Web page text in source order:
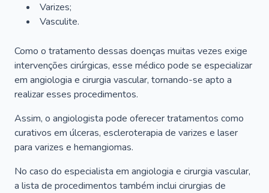
Varizes;
Vasculite.
Como o tratamento dessas doenças muitas vezes exige
intervenções cirúrgicas, esse médico pode se especializar
em angiologia e cirurgia vascular, tornando-se apto a
realizar esses procedimentos.
Assim, o angiologista pode oferecer tratamentos como
curativos em úlceras, escleroterapia de varizes e laser
para varizes e hemangiomas.
No caso do especialista em angiologia e cirurgia vascular,
a lista de procedimentos também inclui cirurgias de